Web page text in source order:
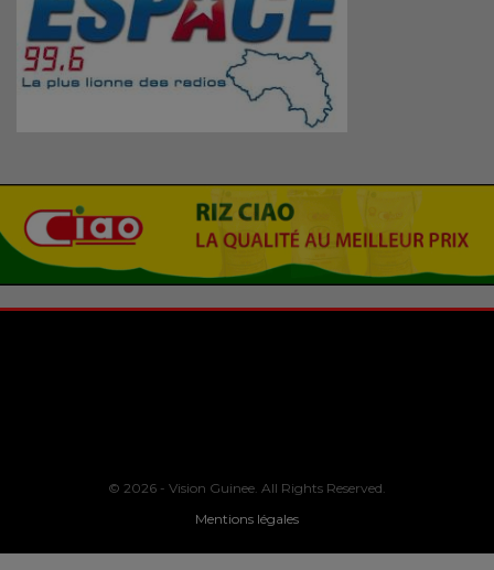
© 2026 - Vision Guinee. All Rights Reserved.
Mentions légales